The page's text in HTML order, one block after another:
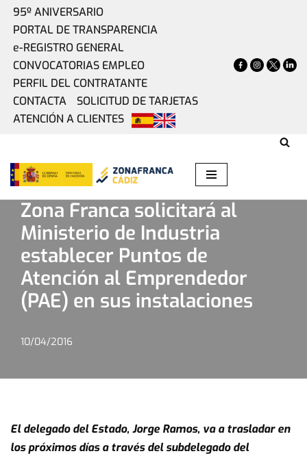
95º ANIVERSARIO
PORTAL DE TRANSPARENCIA
e-REGISTRO GENERAL
CONVOCATORIAS EMPLEO
PERFIL DEL CONTRATANTE
CONTACTA
SOLICITUD DE TARJETAS
ATENCIÓN A CLIENTES
Zona Franca solicitará al Ministerio de
(PAE) en sus instalaciones
Zona Franca solicitará al
Ministerio de Industria
establecer Puntos de
Atención al Emprendedor
(PAE) en sus instalaciones
10/04/2016
El delegado del Estado, Jorge Ramos, va a trasladar en
los próximos días a través del subdelegado del